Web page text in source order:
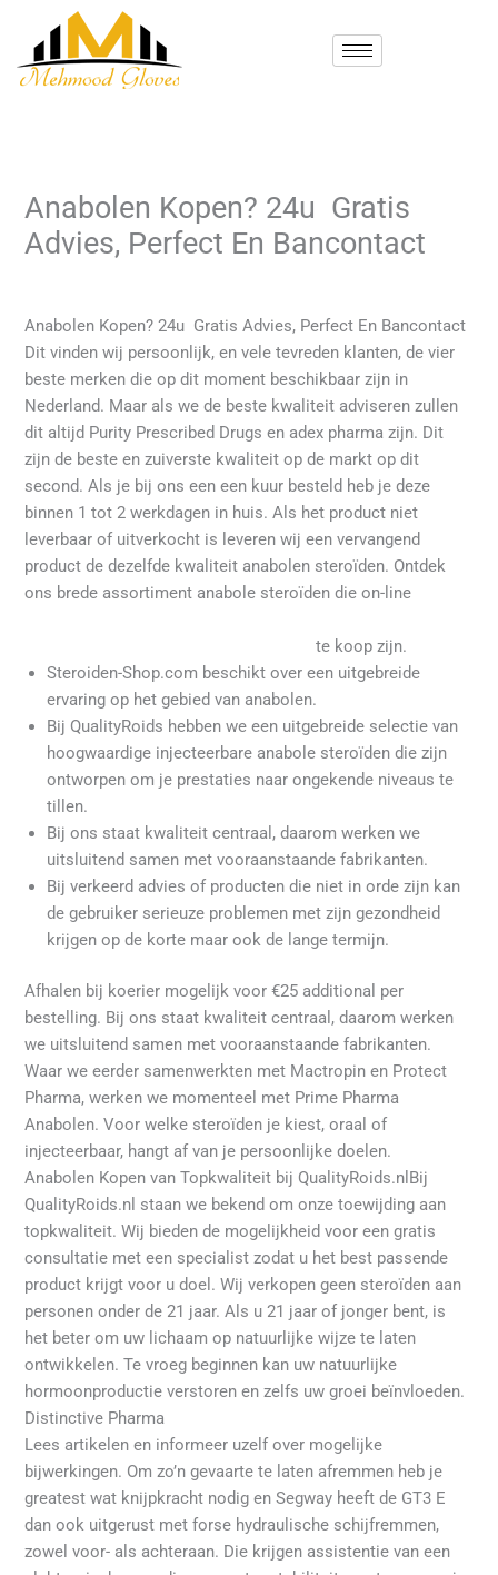
content
Anabolen Kopen? 24u ️ Gratis
Advies, Perfect En Bancontact
Anabolen Kopen? 24u ️ Gratis Advies, Perfect En Bancontact
Dit vinden wij persoonlijk, en vele tevreden klanten, de vier
beste merken die op dit moment beschikbaar zijn in
Nederland. Maar als we de beste kwaliteit adviseren zullen
dit altijd Purity Prescribed Drugs en adex pharma zijn. Dit
zijn de beste en zuiverste kwaliteit op de markt op dit
second. Als je bij ons een een kuur besteld heb je deze
binnen 1 tot 2 werkdagen in huis. Als het product niet
leverbaar of uitverkocht is leveren wij een vervangend
product de dezelfde kwaliteit anabolen steroïden. Ontdek
ons brede assortiment anabole steroïden die on-line
te koop zijn.
Steroiden-Shop.com beschikt over een uitgebreide
ervaring op het gebied van anabolen.
Bij QualityRoids hebben we een uitgebreide selectie van
hoogwaardige injecteerbare anabole steroïden die zijn
ontworpen om je prestaties naar ongekende niveaus te
tillen.
Bij ons staat kwaliteit centraal, daarom werken we
uitsluitend samen met vooraanstaande fabrikanten.
Bij verkeerd advies of producten die niet in orde zijn kan
de gebruiker serieuze problemen met zijn gezondheid
krijgen op de korte maar ook de lange termijn.
Afhalen bij koerier mogelijk voor €25 additional per
bestelling. Bij ons staat kwaliteit centraal, daarom werken
we uitsluitend samen met vooraanstaande fabrikanten.
Waar we eerder samenwerkten met Mactropin en Protect
Pharma, werken we momenteel met Prime Pharma
Anabolen. Voor welke steroïden je kiest, oraal of
injecteerbaar, hangt af van je persoonlijke doelen.
Anabolen Kopen van Topkwaliteit bij QualityRoids.nlBij
QualityRoids.nl staan we bekend om onze toewijding aan
topkwaliteit. Wij bieden de mogelijkheid voor een gratis
consultatie met een specialist zodat u het best passende
product krijgt voor u doel. Wij verkopen geen steroïden aan
personen onder de 21 jaar. Als u 21 jaar of jonger bent, is
het beter om uw lichaam op natuurlijke wijze te laten
ontwikkelen. Te vroeg beginnen kan uw natuurlijke
hormoonproductie verstoren en zelfs uw groei beïnvloeden.
Distinctive Pharma
Lees artikelen en informeer uzelf over mogelijke
bijwerkingen. Om zo’n gevaarte te laten afremmen heb je
greatest wat knijpkracht nodig en Segway heeft de GT3 E
dan ook uitgerust met forse hydraulische schijfremmen,
zowel voor- als achteraan. Die krijgen assistentie van een